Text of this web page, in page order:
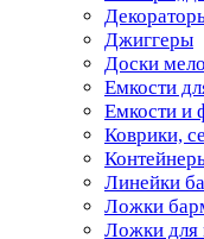
Джиггеры
Доски
Емкости
Емкости и
Коврики,
Линейки
Ложки
Ложки для